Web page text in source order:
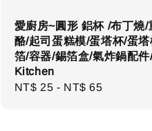
愛廚房~圓形 鋁杯 /布丁燒/
酪/起司蛋糕模/蛋塔杯/蛋塔
箔/容器/錫箔盒/氣炸鍋配件
Kitchen
Regular
NT$ 25 - NT$ 65